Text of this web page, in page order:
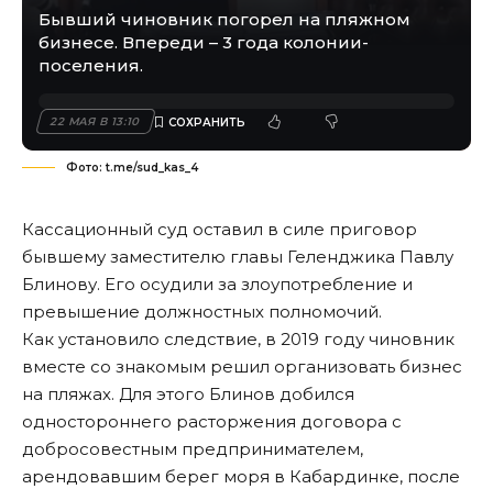
Бывший чиновник погорел на пляжном
бизнесе. Впереди – 3 года колонии-
поселения.
22 МАЯ В 13:10
Фото: t.me/sud_kas_4
Кассационный суд оставил в силе приговор
бывшему заместителю главы Геленджика Павлу
Блинову. Его осудили за злоупотребление и
превышение должностных полномочий.
Как установило следствие, в 2019 году чиновник
вместе со знакомым решил организовать бизнес
на пляжах. Для этого Блинов добился
одностороннего расторжения договора с
добросовестным предпринимателем,
арендовавшим берег моря в Кабардинке, после